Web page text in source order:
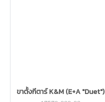
ขาตั้งกีตาร์ K&M (E+A "Duet")